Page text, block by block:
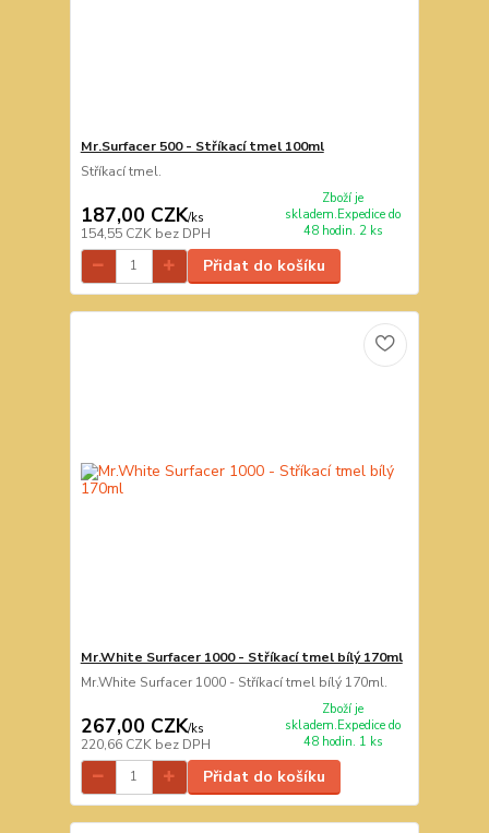
Mr.Surfacer 500 - Stříkací tmel 100ml
Stříkací tmel.
187,00 CZK/ks
154,55 CZK bez DPH
Zboží je
skladem.Expedice do
48 hodin. 2 ks
Přidat do košíku
Mr.White Surfacer 1000 - Stříkací tmel bílý 170ml
Mr.White Surfacer 1000 - Stříkací tmel bílý 170ml.
267,00 CZK/ks
220,66 CZK bez DPH
Zboží je
skladem.Expedice do
48 hodin. 1 ks
Přidat do košíku